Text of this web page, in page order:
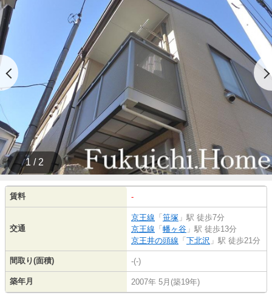
1 / 2
賃料 -
交通
京王線 「 笹塚 」駅 徒歩7分
京王線 「 幡ヶ谷 」駅 徒歩13分
京王井の頭線 「 下北沢 」駅 徒歩21分
間取り(面積) -(-)
築年月 2007年 5月(築19年)